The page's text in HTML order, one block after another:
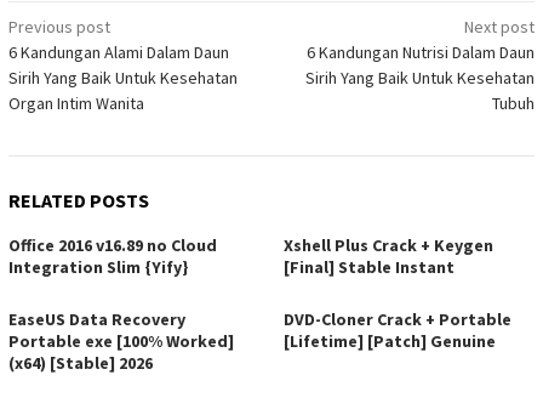
Post
navigation
Previous post
6 Kandungan Alami Dalam Daun
Sirih Yang Baik Untuk Kesehatan
Organ Intim Wanita
Next post
6 Kandungan Nutrisi Dalam Daun
Sirih Yang Baik Untuk Kesehatan
Tubuh
RELATED POSTS
Office 2016 v16.89 no Cloud
Integration Slim {Yify}
Xshell Plus Crack + Keygen
[Final] Stable Instant
EaseUS Data Recovery
Portable exe [100% Worked]
(x64) [Stable] 2026
DVD-Cloner Crack + Portable
[Lifetime] [Patch] Genuine